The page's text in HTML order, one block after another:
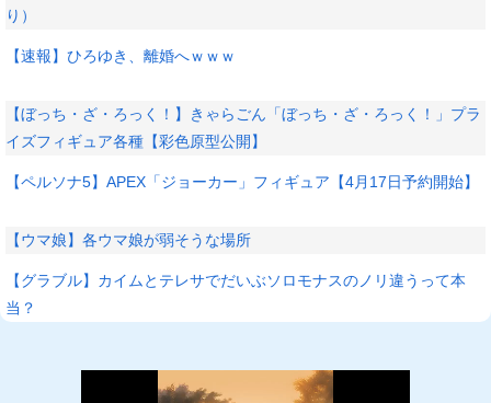
り）
【速報】ひろゆき、離婚へｗｗｗ
【ぼっち・ざ・ろっく！】きゃらごん「ぼっち・ざ・ろっく！」プラ
イズフィギュア各種【彩色原型公開】
【ペルソナ5】APEX「ジョーカー」フィギュア【4月17日予約開始】
【ウマ娘】各ウマ娘が弱そうな場所
【グラブル】カイムとテレサでだいぶソロモナスのノリ違うって本
当？